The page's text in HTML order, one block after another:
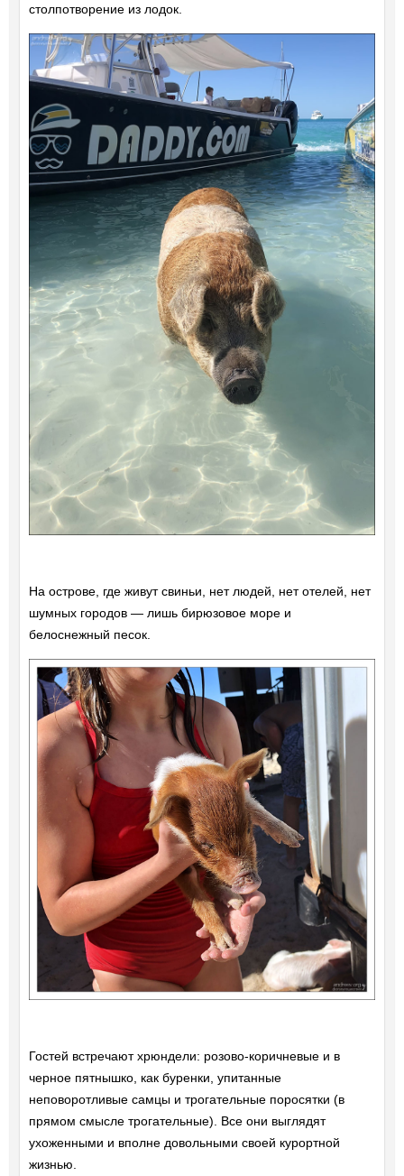
столпотворение из лодок.
На острове, где живут свиньи, нет людей, нет отелей, нет
шумных городов — лишь бирюзовое море и
белоснежный песок.
Гостей встречают хрюндели: розово-коричневые и в
черное пятнышко, как буренки, упитанные
неповоротливые самцы и трогательные поросятки (в
прямом смысле трогательные). Все они выглядят
ухоженными и вполне довольными своей курортной
жизнью.